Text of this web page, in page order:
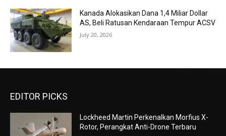
Kanada Alokasikan Dana 1,4 Miliar Dollar
AS, Beli Ratusan Kendaraan Tempur ACSV
July 20, 2026
EDITOR PICKS
Lockheed Martin Perkenalkan Morfius X-
Rotor, Perangkat Anti-Drone Terbaru